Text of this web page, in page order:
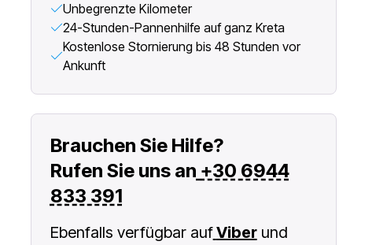
Unbegrenzte Kilometer
24-Stunden-Pannenhilfe auf ganz Kreta
Kostenlose Stornierung bis 48 Stunden vor
Ankunft
Brauchen Sie Hilfe?
Rufen Sie uns an +30 6944
833 391
Ebenfalls verfügbar aufViber und